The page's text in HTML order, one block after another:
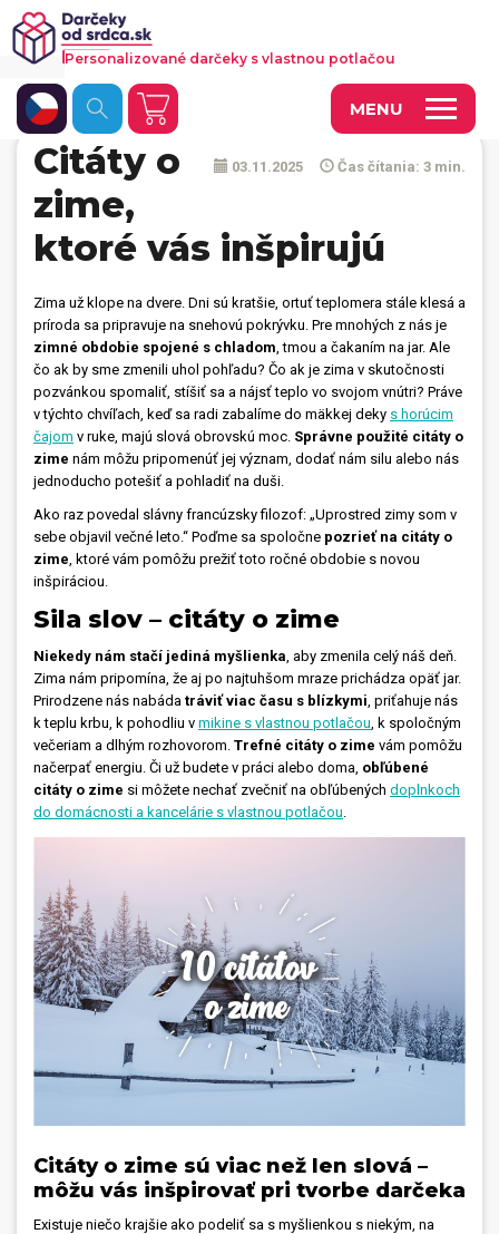
MENU
Fotoobrazy a dekorácie
Hrnčeky a keramika
Kalendáre
Fotoknihy a fotozošity
Personalizované hry
Tričká a odevy
Vankúše a iný textil
Tašky, vaky, ruksaky
Prívesky, dog tagy, odznaky
Doplnky do kancelárie, domácnosti, auta
Darčeky
PO-PIA 7:30 - 17:00
0850 11 15 16
napíšte nám
faxcopy@faxcopy.sk
Úvod
Novinky Blog
Môj profil
Personalizované darčeky s vlastnou potlačou
03.11.2025 Čas čítania: 3 min.
Citáty o
zime,
ktoré vás inšpirujú
Zima už klope na dvere. Dni sú kratšie, ortuť teplomera stále klesá a
príroda sa pripravuje na snehovú pokrývku. Pre mnohých z nás je
zimné obdobie spojené s chladom, tmou a čakaním na jar. Ale
čo ak by sme zmenili uhol pohľadu? Čo ak je zima v skutočnosti
pozvánkou spomaliť, stíšiť sa a nájsť teplo vo svojom vnútri? Práve
v týchto chvíľach, keď sa radi zabalíme do mäkkej deky s horúcim
čajom v ruke, majú slová obrovskú moc. Správne použité citáty o
zime nám môžu pripomenúť jej význam, dodať nám silu alebo nás
jednoducho potešiť a pohladiť na duši.
Ako raz povedal slávny francúzsky filozof: „Uprostred zimy som v
sebe objavil večné leto.“ Poďme sa spoločne pozrieť na citáty o
zime, ktoré vám pomôžu prežiť toto ročné obdobie s novou
inšpiráciou.
Sila slov – citáty o zime
Niekedy nám stačí jediná myšlienka, aby zmenila celý náš deň.
Zima nám pripomína, že aj po najtuhšom mraze prichádza opäť jar.
Prirodzene nás nabáda tráviť viac času s blízkymi, priťahuje nás
k teplu krbu, k pohodliu v mikine s vlastnou potlačou, k spoločným
večeriam a dlhým rozhovorom. Trefné citáty o zime vám pomôžu
načerpať energiu. Či už budete v práci alebo doma, obľúbené
citáty o zime si môžete nechať zvečniť na obľúbených doplnkoch
do domácnosti a kancelárie s vlastnou potlačou.
Citáty o zime sú viac než len slová –
môžu vás inšpirovať pri tvorbe darčeka
Existuje niečo krajšie ako podeliť sa s myšlienkou s niekým, na